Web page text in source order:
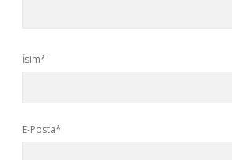
İsim*
E-Posta*